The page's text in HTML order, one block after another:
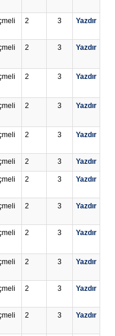
2 3 Yazdır
2 3 Yazdır
2 3 Yazdır
2 3 Yazdır
2 3 Yazdır
2 3 Yazdır
2 3 Yazdır
2 3 Yazdır
2 3 Yazdır
2 3 Yazdır
2 3 Yazdır
2 3 Yazdır